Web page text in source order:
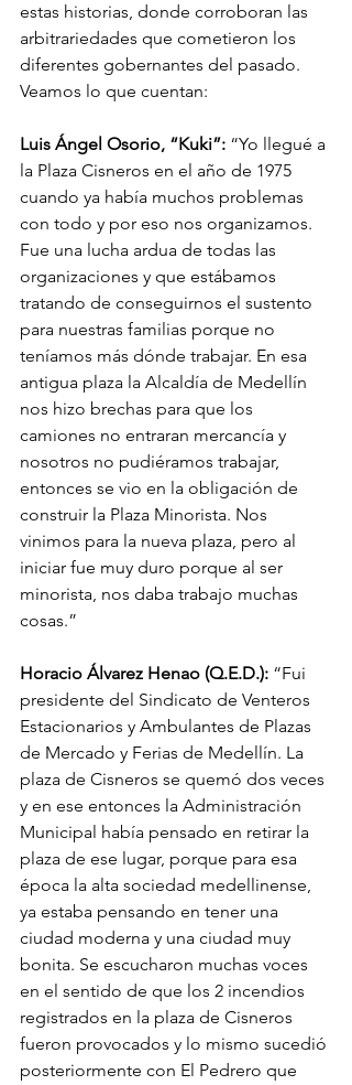
estas historias, donde corroboran las
arbitrariedades que cometieron los
diferentes gobernantes del pasado.
Veamos lo que cuentan:
Luis Ángel Osorio, “Kuki”: “Yo llegué a
la Plaza Cisneros en el año de 1975
cuando ya había muchos problemas
con todo y por eso nos organizamos.
Fue una lucha ardua de todas las
organizaciones y que estábamos
tratando de conseguirnos el sustento
para nuestras familias porque no
teníamos más dónde trabajar. En esa
antigua plaza la Alcaldía de Medellín
nos hizo brechas para que los
camiones no entraran mercancía y
nosotros no pudiéramos trabajar,
entonces se vio en la obligación de
construir la Plaza Minorista. Nos
vinimos para la nueva plaza, pero al
iniciar fue muy duro porque al ser
minorista, nos daba trabajo muchas
cosas.”
Horacio Álvarez Henao (Q.E.D.): “Fui
presidente del Sindicato de Venteros
Estacionarios y Ambulantes de Plazas
de Mercado y Ferias de Medellín. La
plaza de Cisneros se quemó dos veces
y en ese entonces la Administración
Municipal había pensado en retirar la
plaza de ese lugar, porque para esa
época la alta sociedad medellinense,
ya estaba pensando en tener una
ciudad moderna y una ciudad muy
bonita. Se escucharon muchas voces
en el sentido de que los 2 incendios
registrados en la plaza de Cisneros
fueron provocados y lo mismo sucedió
posteriormente con El Pedrero que